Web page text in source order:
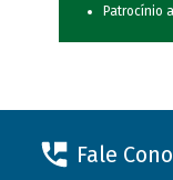
Patrocínio
Fale